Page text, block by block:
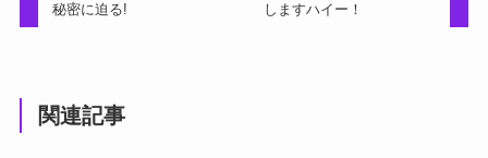
秘密に迫る!
しますハイー！
関連記事